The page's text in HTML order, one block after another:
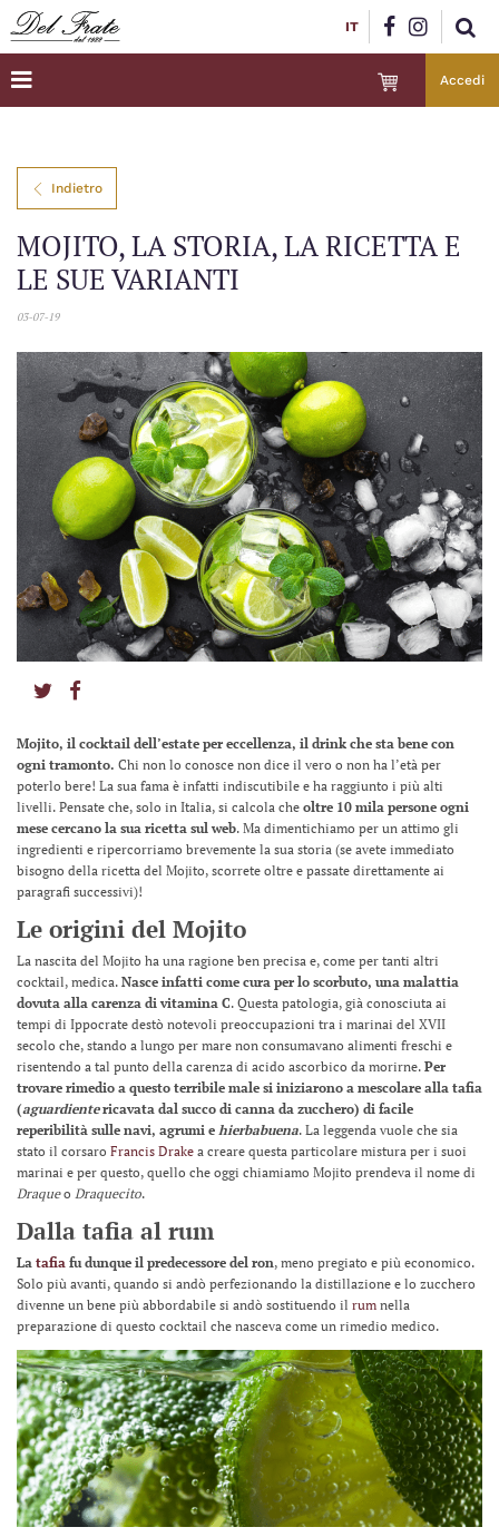
IT
Accedi
Indietro
MOJITO, LA STORIA, LA RICETTA E
LE SUE VARIANTI
03-07-19
Mojito, il cocktail dell’estate per eccellenza, il drink che sta bene con
ogni tramonto. Chi non lo conosce non dice il vero o non ha l’età per
poterlo bere! La sua fama è infatti indiscutibile e ha raggiunto i più alti
livelli. Pensate che, solo in Italia, si calcola che oltre 10 mila persone ogni
mese cercano la sua ricetta sul web. Ma dimentichiamo per un attimo gli
ingredienti e ripercorriamo brevemente la sua storia (se avete immediato
bisogno della ricetta del Mojito, scorrete oltre e passate direttamente ai
paragrafi successivi)!
Le origini del Mojito
La nascita del Mojito ha una ragione ben precisa e, come per tanti altri
cocktail, medica. Nasce infatti come cura per lo scorbuto, una malattia
dovuta alla carenza di vitamina C. Questa patologia, già conosciuta ai
tempi di Ippocrate destò notevoli preoccupazioni tra i marinai del XVII
secolo che, stando a lungo per mare non consumavano alimenti freschi e
risentendo a tal punto della carenza di acido ascorbico da morirne. Per
trovare rimedio a questo terribile male si iniziarono a mescolare alla tafia
(aguardientericavata dal succo di canna da zucchero) di facile
reperibilità sulle navi, agrumi e hierbabuena. La leggenda vuole che sia
stato il corsaro Francis Drake a creare questa particolare mistura per i suoi
marinai e per questo, quello che oggi chiamiamo Mojito prendeva il nome di
Draqueo Draquecito.
Dalla tafia al rum
La tafia fu dunque il predecessore del ron, meno pregiato e più economico.
Solo più avanti, quando si andò perfezionando la distillazione e lo zucchero
divenne un bene più abbordabile si andò sostituendo il rum nella
preparazione di questo cocktail che nasceva come un rimedio medico.